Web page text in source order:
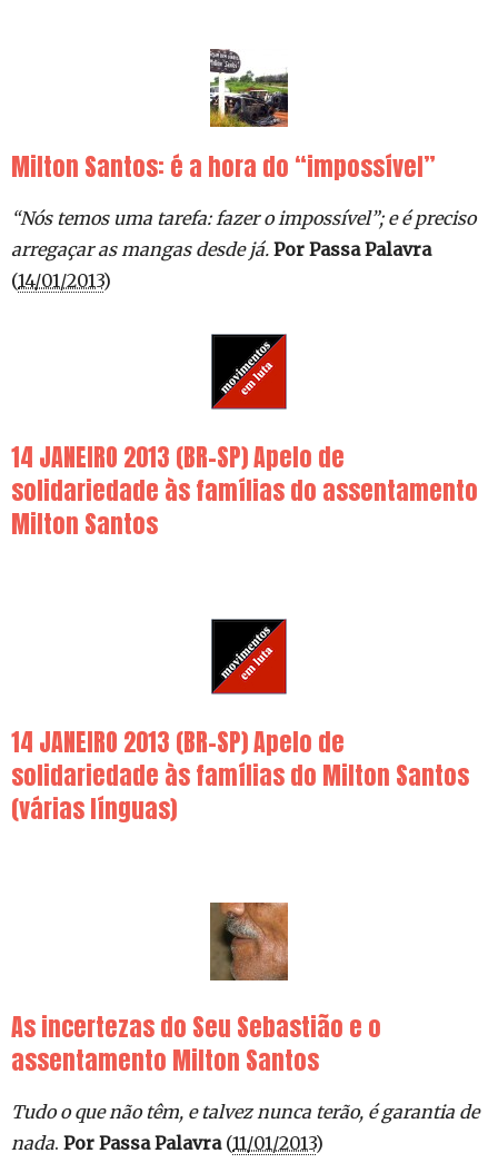
Milton Santos: é a hora do “impossível”
“Nós temos uma tarefa: fazer o impossível”; e é preciso
arregaçar as mangas desde já. Por Passa Palavra
(14/01/2013)
14 JANEIRO 2013 (BR-SP) Apelo de
solidariedade às famílias do assentamento
Milton Santos
14 JANEIRO 2013 (BR-SP) Apelo de
solidariedade às famílias do Milton Santos
(várias línguas)
As incertezas do Seu Sebastião e o
assentamento Milton Santos
Tudo o que não têm, e talvez nunca terão, é garantia de
nada. Por Passa Palavra(11/01/2013)